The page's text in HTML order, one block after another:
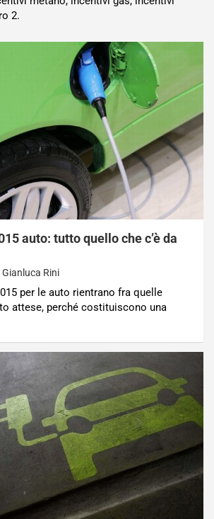
2.
auto: tutto quello che c’è da
Gianluca Rini
per le auto rientrano fra quelle
attese, perché costituiscono una